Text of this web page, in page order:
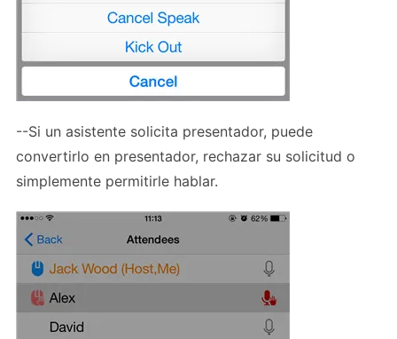
--Si un asistente solicita presentador, puede
convertirlo en presentador, rechazar su solicitud o
simplemente permitirle hablar.